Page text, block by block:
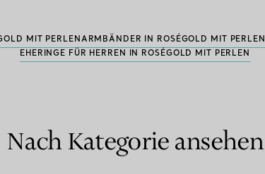
MIT PERLEN ARMBÄNDER IN ROSÉGOLD MIT PERLEN
EHERINGE FÜR HERREN IN ROSÉGOLD MIT PERLEN
Nach Kategorie ansehen